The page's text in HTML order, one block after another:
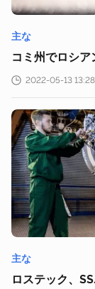
主な
コミ州でロシ
2022-05-13 13:28
主な
ロステック、